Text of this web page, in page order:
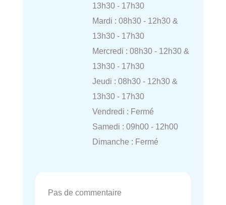
13h30 - 17h30
Mardi : 08h30 - 12h30 &
13h30 - 17h30
Mercredi : 08h30 - 12h30 &
13h30 - 17h30
Jeudi : 08h30 - 12h30 &
13h30 - 17h30
Vendredi : Fermé
Samedi : 09h00 - 12h00
Dimanche : Fermé
Pas de commentaire